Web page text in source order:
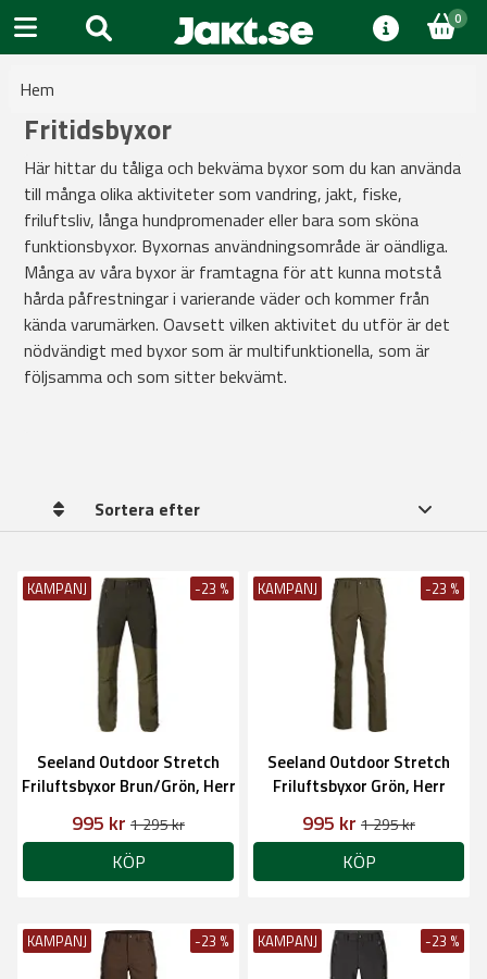
0
Hem
Fritidsbyxor
Här hittar du tåliga och bekväma byxor som du kan använda
till många olika aktiviteter som vandring, jakt, fiske,
friluftsliv, långa hundpromenader eller bara som sköna
funktionsbyxor. Byxornas användningsområde är oändliga.
Många av våra byxor är framtagna för att kunna motstå
hårda påfrestningar i varierande väder och kommer från
kända varumärken. Oavsett vilken aktivitet du utför är det
nödvändigt med byxor som är multifunktionella, som är
följsamma och som sitter bekvämt.
Sortera efter
KAMPANJ -23 %
Seeland Outdoor Stretch
Friluftsbyxor Brun/Grön, Herr
995 kr 1 295 kr
KÖP
KAMPANJ -23 %
Seeland Outdoor Stretch
Friluftsbyxor Grön, Herr
995 kr 1 295 kr
KÖP
KAMPANJ -23 % KAMPANJ -23 %